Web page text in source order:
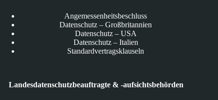
Angemessenheitsbeschluss
Datenschutz – Großbritannien
Datenschutz – USA
Datenschutz – Italien
Standardvertragsklauseln
Landesdatenschutzbeauftragte & -aufsichtsbehörden